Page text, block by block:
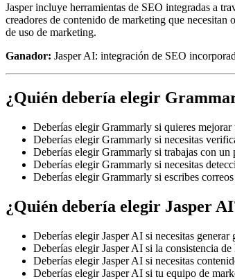
Jasper incluye herramientas de SEO integradas a
creadores de contenido de marketing que
de uso de marketing.
Ganador: Jasper AI: integración de SEO
¿Quién debería elegir
Deberías elegir Grammarly si quieres mejorar
Deberías elegir Grammarly si necesitas
Deberías elegir Grammarly si trabajas con
Deberías elegir Grammarly si necesitas
Deberías elegir Grammarly si escribes
¿Quién debería elegir Jasper
Deberías elegir Jasper AI si necesitas
Deberías elegir Jasper AI si la consistencia
Deberías elegir Jasper AI si necesitas
Deberías elegir Jasper AI si tu equipo de